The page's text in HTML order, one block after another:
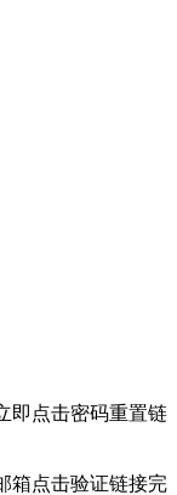
即点击密码重置链
箱点击验证链接完